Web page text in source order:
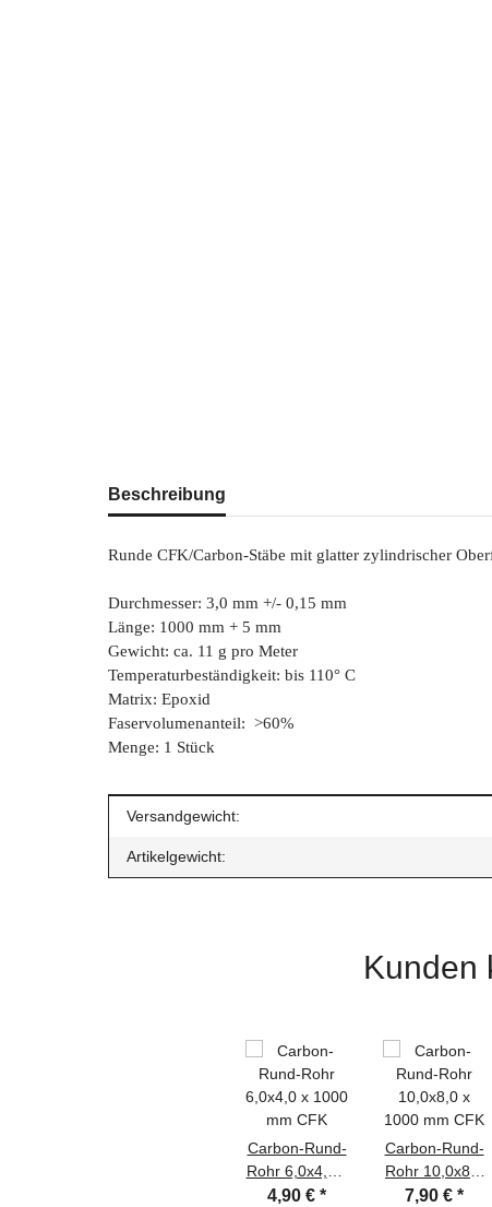
Beschreibung
Runde CFK/Carbon-Stäbe mit glatter zylindrischer
Durchmesser: 3,0 mm +/- 0,15 mm
Länge: 1000 mm + 5 mm
Gewicht: ca. 11 g pro Meter
Temperaturbeständigkeit: bis 110° C
Matrix: Epoxid
Faservolumenanteil: >60%
Menge: 1 Stück
Produkteigenschaft
Wert
Versandgewicht:
Artikelgewicht:
Kunden
Carbon-Rund-
Rohr 6,0x4,0 x
1000 mm CFK
4,90 € *
Carbon-Rund-
Rohr 10,0x8,0
x 1000 mm
7,90 € *